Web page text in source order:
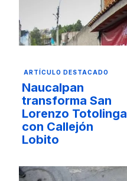
ARTÍCULO DESTACADO
Naucalpan
transforma San
Lorenzo Totolinga
con Callejón
Lobito